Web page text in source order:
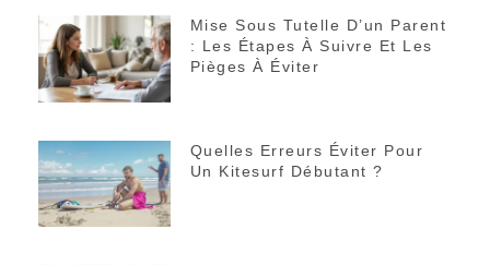
Mise Sous Tutelle D’un Parent
: Les Étapes À Suivre Et Les
Pièges À Éviter
Quelles Erreurs Éviter Pour
Un Kitesurf Débutant ?